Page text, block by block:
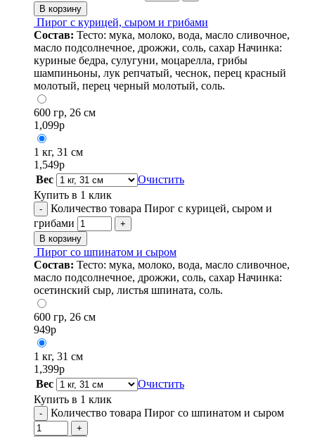
В корзину
Пирог с курицей, сыром и грибами
Состав: Тесто: мука, молоко, вода, масло сливочное,
масло подсолнечное, дрожжи, соль, сахар Начинка:
куриные бедра, сулугуни, моцарелла, грибы
шампиньоны, лук репчатый, чеснок, перец красный
молотый, перец черный молотый, соль.
600 гр, 26 см
1,099р
1 кг, 31 см
1,549р
Вес
Очистить
Купить в 1 клик
-
Количество товара Пирог с курицей, сыром и
грибами
+
В корзину
Пирог со шпинатом и сыром
Состав: Тесто: мука, молоко, вода, масло сливочное,
масло подсолнечное, дрожжи, соль, сахар Начинка:
осетинский сыр, листья шпината, соль.
600 гр, 26 см
949р
1 кг, 31 см
1,399р
Вес
Очистить
Купить в 1 клик
- Количество товара Пирог со шпинатом и сыром
+